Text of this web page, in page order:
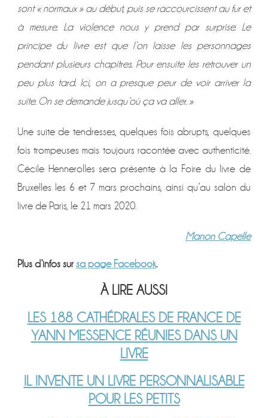
sont « normaux » au début, puis se raccourcissent au fur et
à mesure. La violence nous y prend par surprise. Le
principe du livre est que l’on laisse les personnages
pendant plusieurs chapitres. Pour ensuite les retrouver un
peu plus tard. Ici, on a presque peur de voir arriver la
suite. On se demande jusqu’où ça va aller. »
Une suite de tendresses, quelques fois abrupts, quelques
fois trompeuses mais toujours racontée avec authenticité.
Cécile Hennerolles sera présente à la Foire du livre de
Bruxelles les 6 et 7 mars prochains, ainsi qu’au salon du
livre de Paris, le 21 mars 2020.
Manon Capelle
Plus d’infos sursa page Facebook.
À LIRE AUSSI
LES 188 CATHÉDRALES DE FRANCE DE
YANN MESSENCE RÉUNIES DANS UN
LIVRE
IL INVENTE UN LIVRE PERSONNALISABLE
POUR LES PETITS